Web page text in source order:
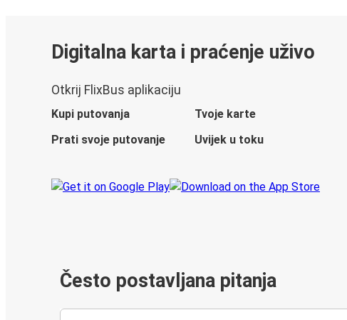
Digitalna karta i praćenje uživo
Otkrij FlixBus aplikaciju
Kupi putovanja
Tvoje karte
Prati svoje putovanje
Uvijek u toku
Često postavljana pitanja